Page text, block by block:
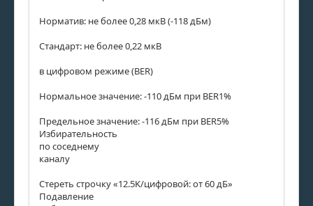
Норматив: не более 0,28 мкВ (-118 дБм)
Стандарт: не более 0,22 мкВ
в цифровом режиме (BER)
Нормальное значение: -110 дБм при BER1%
Предельное значение: -116 дБм при BER5%
Избирательность
по соседнему
каналу
Стереть строчку «12.5K/цифровой: от 60 дБ»
Подавление